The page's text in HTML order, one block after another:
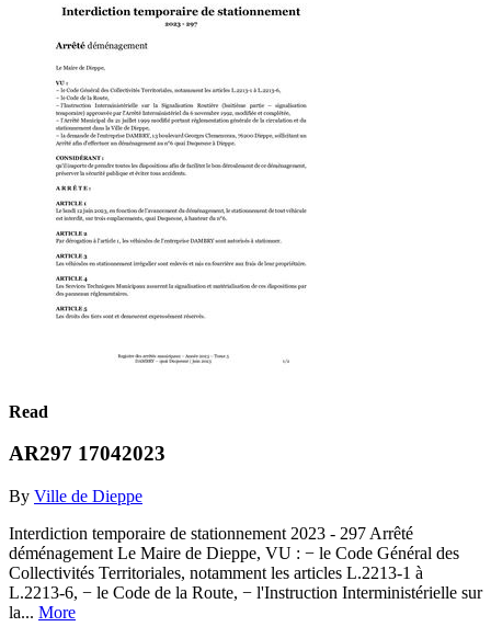
Read
AR297 17042023
By Ville de Dieppe
Interdiction temporaire de stationnement 2023 - 297 Arrêté
déménagement Le Maire de Dieppe, VU : − le Code Général des
Collectivités Territoriales, notamment les articles L.2213-1 à
L.2213-6, − le Code de la Route, − l'Instruction Interministérielle sur
la... More